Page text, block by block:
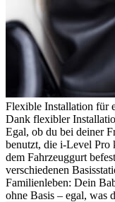
Flexible Installation für
Dank flexibler
Egal, ob du bei deiner
benutzt, die i-Level Pro
dem Fahrzeuggurt
verschiedenen
Familienleben: Dein
ohne Basis – egal, was